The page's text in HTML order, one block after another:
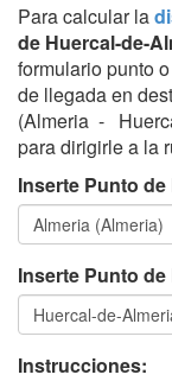
Para calcular la
de Huercal-de-
formulario punto
de llegada en
(Almeria -
para dirigirle a la
Inserte Punto de
Inserte Punto
Instrucciones: